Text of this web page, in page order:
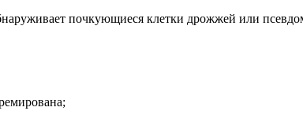
почкующиеся клетки дрожжей или